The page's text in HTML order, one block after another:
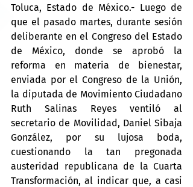
Toluca, Estado de México.- Luego de
que el pasado martes, durante sesión
deliberante en el Congreso del Estado
de México, donde se aprobó la
reforma en materia de bienestar,
enviada por el Congreso de la Unión,
la diputada de Movimiento Ciudadano
Ruth Salinas Reyes ventiló al
secretario de Movilidad, Daniel Sibaja
González, por su lujosa boda,
cuestionando la tan pregonada
austeridad republicana de la Cuarta
Transformación, al indicar que, a casi